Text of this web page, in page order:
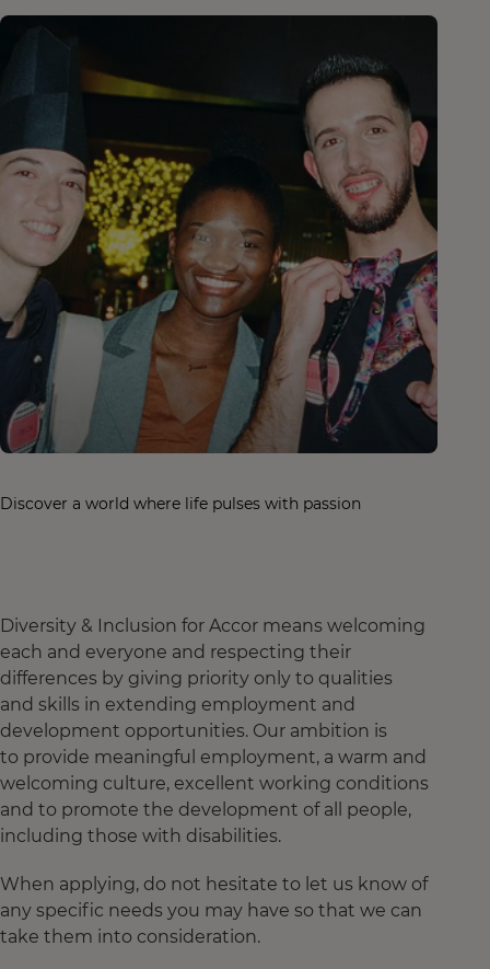
Discover a world where life pulses with passion
Diversity & Inclusion for Accor means welcoming
each and everyone and respecting their
differences by giving priority only to qualities
and skills in extending employment and
development opportunities. Our ambition is
to provide meaningful employment, a warm and
welcoming culture, excellent working conditions
and to promote the development of all people,
including those with disabilities.
When applying, do not hesitate to let us know of
any specific needs you may have so that we can
take them into consideration.